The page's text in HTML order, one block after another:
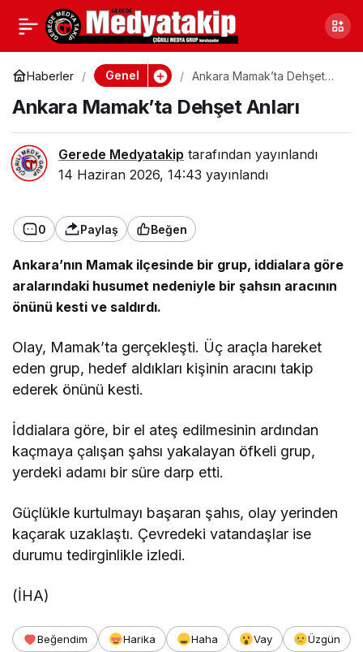
Haberler Genel
Ankara Mamak’ta Dehşet
Ankara Mamak’ta Dehşet Anları
Gerede Medyatakip tarafından yayınlandı
14 Haziran 2026, 14:43 yayınlandı
0 Paylaş Beğen
Ankara’nın Mamak ilçesinde bir grup, iddialara göre
aralarındaki husumet nedeniyle bir şahsın aracının
önünü kesti ve saldırdı.
Olay, Mamak’ta gerçekleşti. Üç araçla hareket
eden grup, hedef aldıkları kişinin aracını takip
ederek önünü kesti.
İddialara göre, bir el ateş edilmesinin ardından
kaçmaya çalışan şahsı yakalayan öfkeli grup,
yerdeki adamı bir süre darp etti.
Güçlükle kurtulmayı başaran şahıs, olay yerinden
kaçarak uzaklaştı. Çevredeki vatandaşlar ise
durumu tedirginlikle izledi.
(İHA)
Beğendim Harika Haha Vay
Üzgün
TZOB Genel Başkanı
Bayraktar’dan Toprak
Bayramı’nda Önemli
Açıklamalar
Paylaş